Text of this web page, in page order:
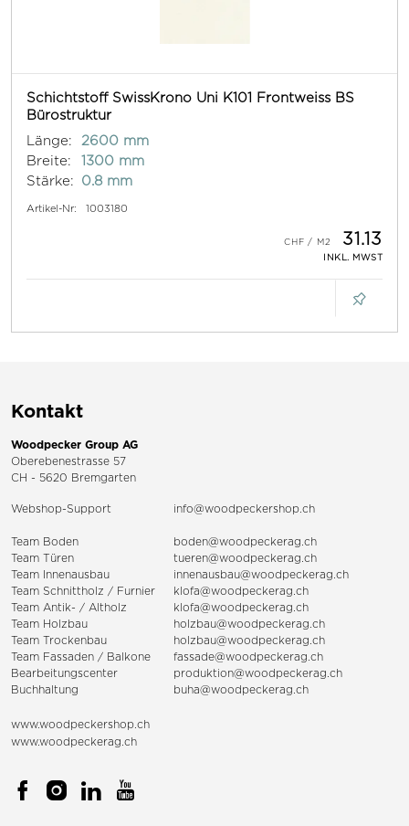
Schichtstoff SwissKrono Uni K101 Frontweiss BS
Bürostruktur
Länge:
2600 mm
Breite:
1300 mm
Stärke:
0.8 mm
Artikel-Nr: 1003180
31.13
INKL. MWST
Kontakt
Woodpecker Group AG
Oberebenestrasse 57
CH - 5620 Bremgarten
Webshop-Support info@woodpeckershop.ch
Team Boden
boden@woodpeckerag.ch
Team Türen
tueren@woodpeckerag.ch
Team Innenausbau
innenausbau@woodpeckerag.ch
Team Schnittholz / Furnier
klofa@woodpeckerag.ch
Team Antik- / Altholz
klofa@woodpeckerag.ch
Team Holzbau
holzbau@woodpeckerag.ch
Team Trockenbau
holzbau@woodpeckerag.ch
Team Fassaden / Balkone
fassade@woodpeckerag.ch
Bearbeitungscenter
produktion@woodpeckerag.ch
Buchhaltung
buha@woodpeckerag.ch
www.woodpeckershop.ch
www.woodpeckerag.ch